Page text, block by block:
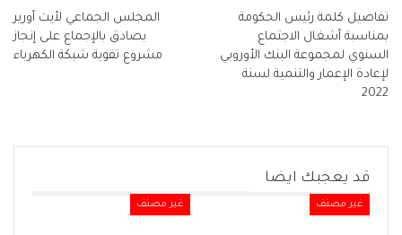
تفاصيل كلمة رئيس الحكومة
بمناسبة أشغال الاجتماع
السنوي لمجموعة البنك الأوروبي
لإعادة الإعمار والتنمية لسنة
2022
المجلس الجماعي لأيت أورير
يصادق بالإجماع على إنجاز
مشروع تقوية شبكة الكهرباء
قد يعجبك ايضا
غير مصنف غير مصنف